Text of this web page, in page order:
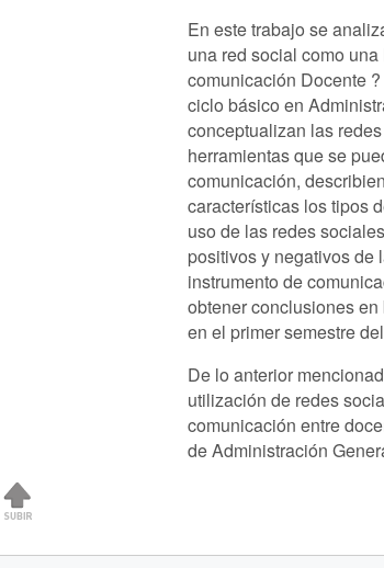
En este trabajo se
una red social como
comunicación Docente
ciclo básico en
conceptualizan las
herramientas que se
comunicación,
características los tipos
uso de las redes
positivos y negativos de
instrumento de
obtener conclusiones
en el primer semestre
De lo anterior
utilización de redes
comunicación entre
de Administración